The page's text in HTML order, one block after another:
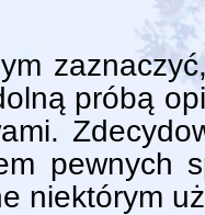
próbą
pewnych
niektórym